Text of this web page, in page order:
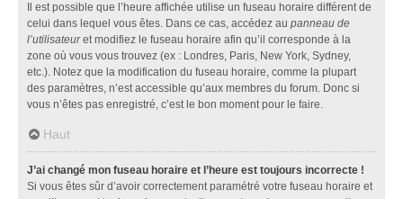
Il est possible que l’heure affichée utilise un fuseau horaire différent de
celui dans lequel vous êtes. Dans ce cas, accédez au panneau de
l’utilisateuret modifiez le fuseau horaire afin qu’il corresponde à la
zone où vous vous trouvez (ex : Londres, Paris, New York, Sydney,
etc.). Notez que la modification du fuseau horaire, comme la plupart
des paramètres, n’est accessible qu’aux membres du forum. Donc si
vous n’êtes pas enregistré, c’est le bon moment pour le faire.
Haut
J’ai changé mon fuseau horaire et l’heure est toujours incorrecte !
Si vous êtes sûr d’avoir correctement paramétré votre fuseau horaire et